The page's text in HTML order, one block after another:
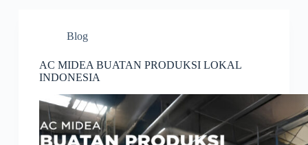
Blog
AC MIDEA BUATAN PRODUKSI LOKAL
INDONESIA